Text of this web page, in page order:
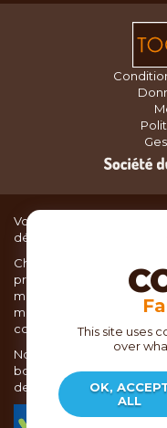
Vous recherchez du
délicieux plats ou des
Chez TOC, boutique
proposons une large
marques de matériel de
matériel de cuisson,
coutellerie, set picnic.
Nous vous réservons un
boutiques, mais vous
de cuisine en ligne sur
This site uses
over
OK,
ALL